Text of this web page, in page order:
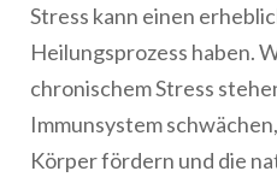
Stress kann einen
Heilungsprozess haben.
chronischem Stress
Immunsystem
Körper fördern und die